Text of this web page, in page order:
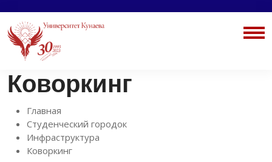
Коворкинг
Главная
Студенческий городок
Инфраструктура
Коворкинг